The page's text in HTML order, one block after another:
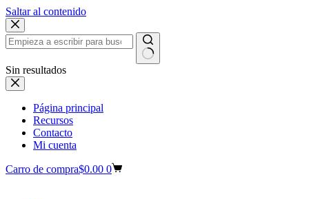
Saltar al contenido
Sin resultados
Página principal
Recursos
Contacto
Mi cuenta
Carro de compra$0.00 0